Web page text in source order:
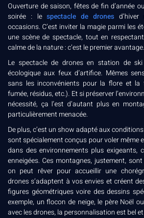
Ouverture de saison, fêtes de fin d’année
soirée : lespectacle de drones
occasions. C’est inviter la magie parmi les
une scène de spectacle, tout en
calme de la nature : c’est le premier avantage.
Le spectacle de drones en station de
écologique aux feux d’artifice. Mêmes
sans les inconvénients pour la flore et la
fumée, résidus, etc.). Et si préserver
nécessité, ça l’est d’autant plus en
particulièrement menacée.
De plus, c’est un show adapté aux
sont spécialement conçus pour voler même
dans des environnements plus exigeants,
enneigées. Ces montagnes, justement,
on peut rêver pour accueillir une
drones s’adaptent à vos envies et créent
figures géométriques voire des dessins
exemple, un flocon de neige, le père Noël
avec les drones, la personnalisation est bel